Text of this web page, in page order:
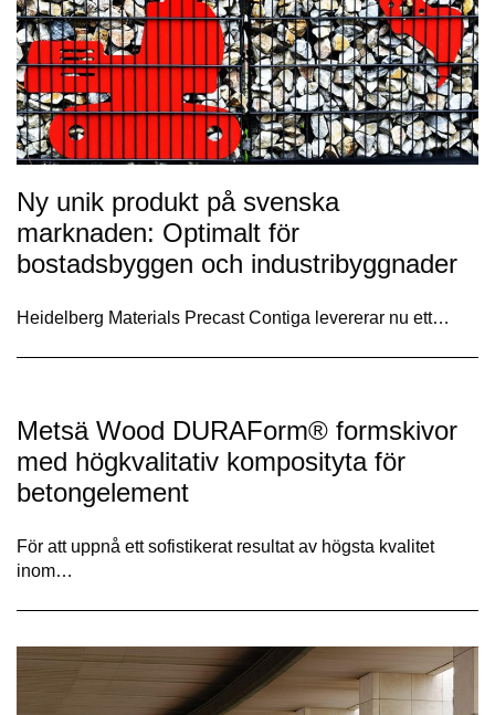
Ny unik produkt på svenska
marknaden: Optimalt för
bostadsbyggen och industribyggnader
Heidelberg Materials Precast Contiga levererar nu ett…
Metsä Wood DURAForm® formskivor
med högkvalitativ komposityta för
betongelement
För att uppnå ett sofistikerat resultat av högsta kvalitet
inom…